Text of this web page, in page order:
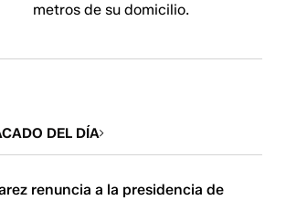
metros de su domicilio.
DEL DÍA
renuncia a la presidencia de